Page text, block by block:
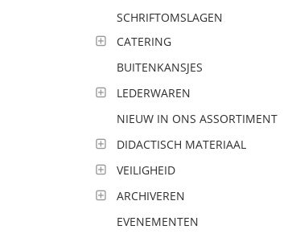
SCHRIFTOMSLAGEN
CATERING
BUITENKANSJES
LEDERWAREN
NIEUW IN ONS ASSORTIMENT
DIDACTISCH MATERIAAL
VEILIGHEID
ARCHIVEREN
EVENEMENTEN